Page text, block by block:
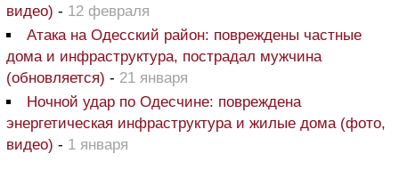
видео) - 12 февраля
Атака на Одесский район: повреждены частные
дома и инфраструктура, пострадал мужчина
(обновляется) - 21 января
Ночной удар по Одесчине: повреждена
энергетическая инфраструктура и жилые дома (фото,
видео) - 1 января